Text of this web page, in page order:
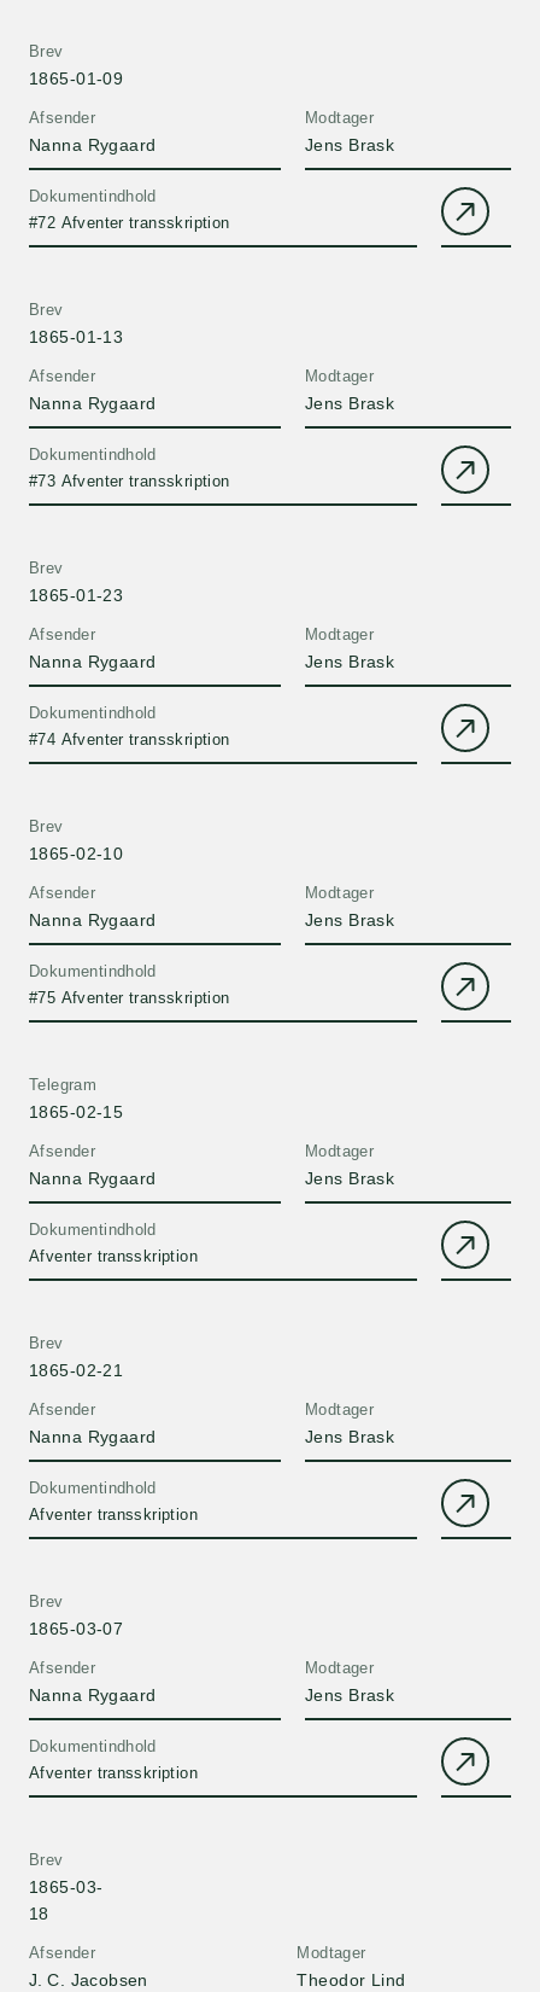
Afsender
Nanna Rygaard
Brev
1865-01-09
Modtager
Jens Brask
Dokumentindhold
#72 Afventer transskription
Afsender
Nanna Rygaard
Brev
1865-01-13
Modtager
Jens Brask
Dokumentindhold
#73 Afventer transskription
Afsender
Nanna Rygaard
Brev
1865-01-23
Modtager
Jens Brask
Dokumentindhold
#74 Afventer transskription
Afsender
Nanna Rygaard
Brev
1865-02-10
Modtager
Jens Brask
Dokumentindhold
#75 Afventer transskription
Afsender
Nanna Rygaard
Telegram
1865-02-15
Modtager
Jens Brask
Dokumentindhold
Afventer transskription
Afsender
Nanna Rygaard
Brev
1865-02-21
Modtager
Jens Brask
Dokumentindhold
Afventer transskription
Afsender
Nanna Rygaard
Brev
1865-03-07
Modtager
Jens Brask
Dokumentindhold
Afventer transskription
Afsender
J. C. Jacobsen
Brev
1865-03-
18
Modtager
Theodor Lind